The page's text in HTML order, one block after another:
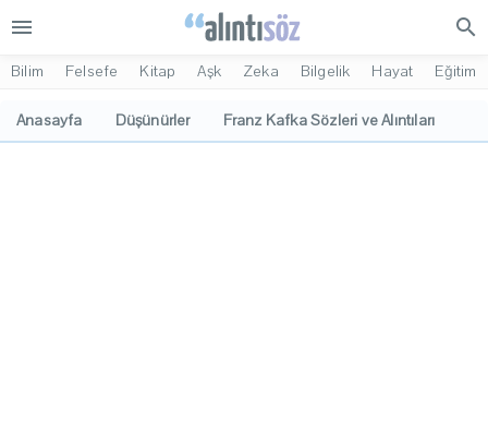
menu search
Bilim Felsefe Kitap Aşk Zeka Bilgelik Hayat Eğitim
Anasayfa Düşünürler Franz Kafka Sözleri ve Alıntıları